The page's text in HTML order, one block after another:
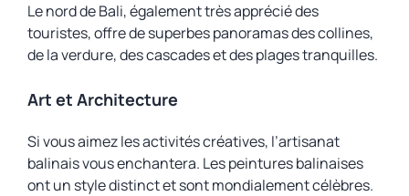
Le nord de Bali, également très apprécié des
touristes, offre de superbes panoramas des collines,
de la verdure, des cascades et des plages tranquilles.
Art et Architecture
Si vous aimez les activités créatives, l’artisanat
balinais vous enchantera. Les peintures balinaises
ont un style distinct et sont mondialement célèbres.